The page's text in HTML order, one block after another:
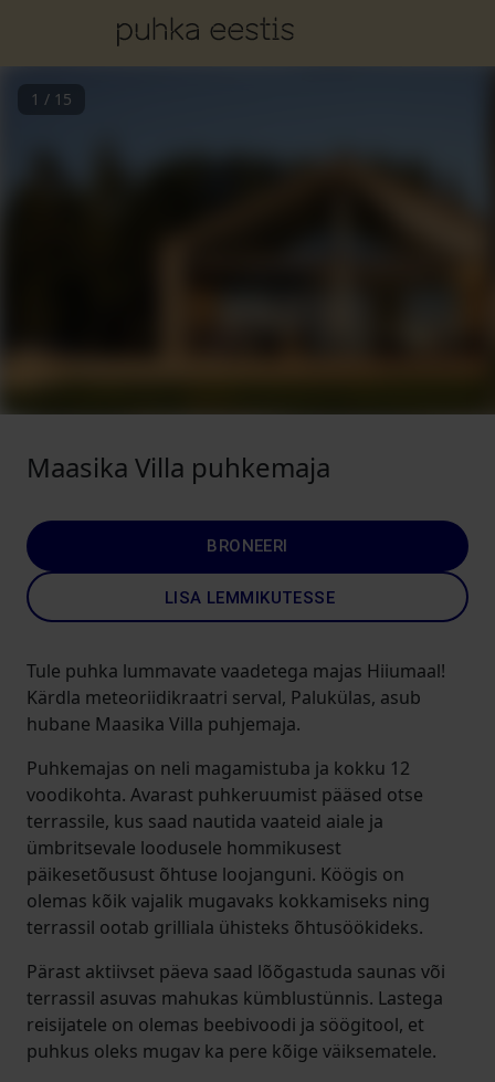
1 / 15
Maasika Villa puhkemaja
BRONEERI
LISA LEMMIKUTESSE
Tule puhka lummavate vaadetega majas Hiiumaal!
Kärdla meteoriidikraatri serval, Palukülas, asub
hubane Maasika Villa puhjemaja.
Puhkemajas on neli magamistuba ja kokku 12
voodikohta. Avarast puhkeruumist pääsed otse
terrassile, kus saad nautida vaateid aiale ja
ümbritsevale loodusele hommikusest
päikesetõusust õhtuse loojanguni. Köögis on
olemas kõik vajalik mugavaks kokkamiseks ning
terrassil ootab grilliala ühisteks õhtusöökideks.
Pärast aktiivset päeva saad lõõgastuda saunas või
terrassil asuvas mahukas kümblustünnis. Lastega
reisijatele on olemas beebivoodi ja söögitool, et
puhkus oleks mugav ka pere kõige väiksematele.